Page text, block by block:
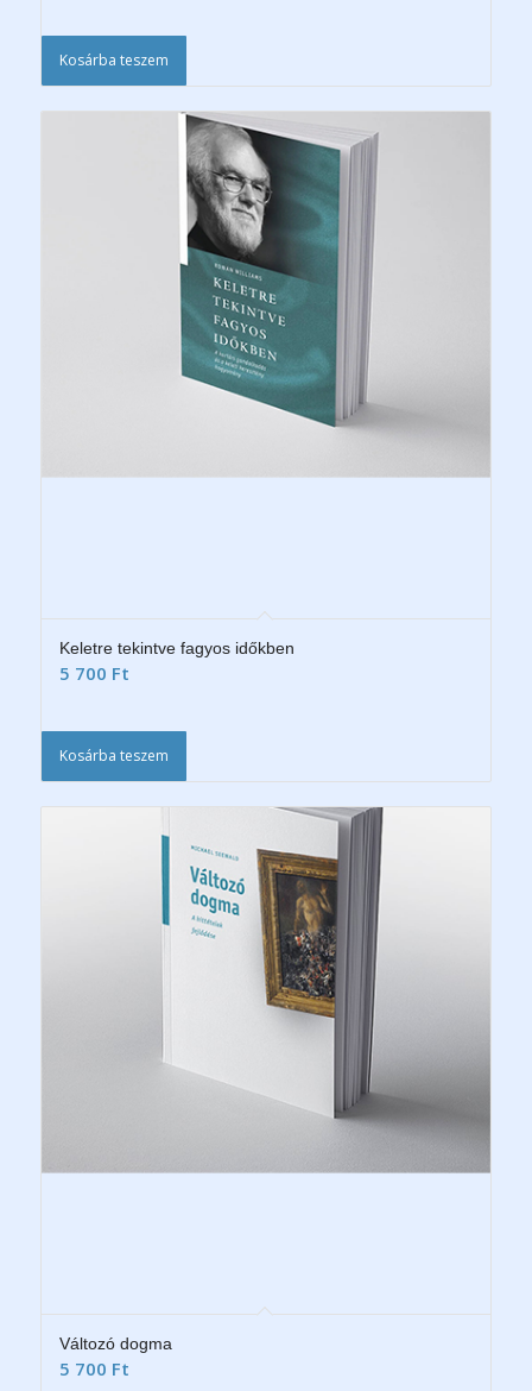
Kosárba teszem
Keletre tekintve fagyos időkben
5 700 Ft
Kosárba teszem
Változó dogma
5 700 Ft